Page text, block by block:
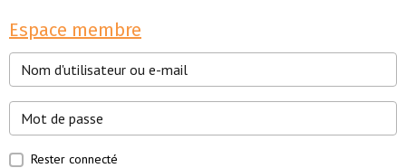
Espace membre
Rester connecté